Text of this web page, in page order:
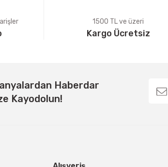
1500 TL ve üzeri
Kargo Ücretsiz
Haberdar
Kayodolun!